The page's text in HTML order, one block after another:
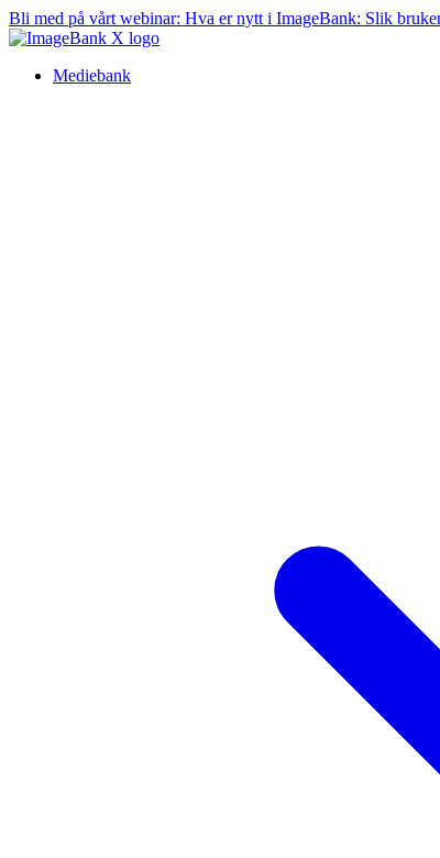
Bli med på vårt webinar: Hva er nytt i ImageBank: Slik
Mediebank